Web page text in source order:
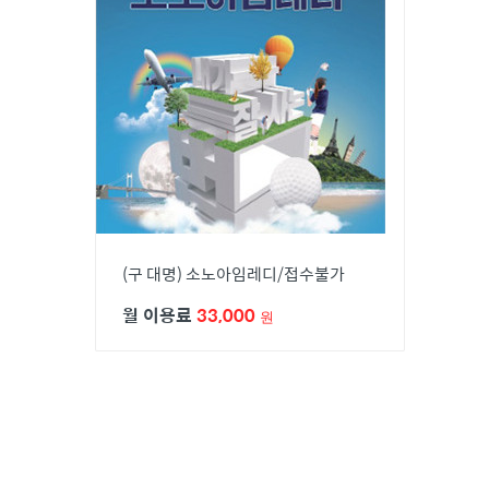
청호나이스
루헨스
종합렌탈/TV,냉장고/냉난방기
(구 대명) 소노아임레디/접수불가
월 이용료 33,000 원